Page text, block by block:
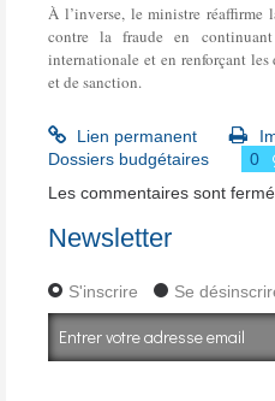
À l’inverse, le ministre
contre la fraude en
internationale et en renforçant
et de sanction.
Lien permanent
Dossiers budgétaires
0
Les commentaires sont
Newsletter
S'inscrire Se